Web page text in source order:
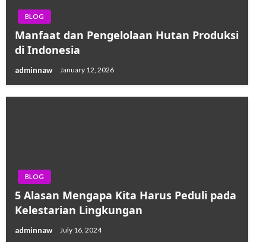
BLOG
Manfaat dan Pengelolaan Hutan Produksi
di Indonesia
adminnaw January 12, 2026
BLOG
5 Alasan Mengapa Kita Harus Peduli pada
Kelestarian Lingkungan
adminnaw July 16, 2024